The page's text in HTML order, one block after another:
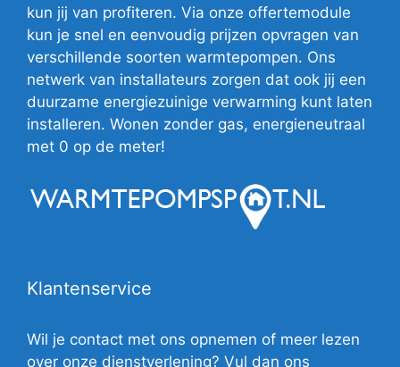
kun jij van profiteren. Via onze offertemodule
kun je snel en eenvoudig prijzen opvragen van
verschillende soorten warmtepompen. Ons
netwerk van installateurs zorgen dat ook jij een
duurzame energiezuinige verwarming kunt laten
installeren. Wonen zonder gas, energieneutraal
met 0 op de meter!
Klantenservice
Wil je contact met ons opnemen of meer lezen
over onze dienstverlening? Vul dan ons